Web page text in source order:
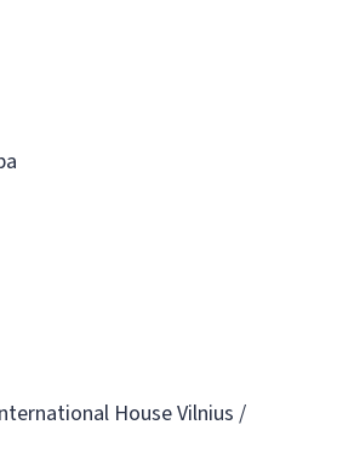
House Vilnius /